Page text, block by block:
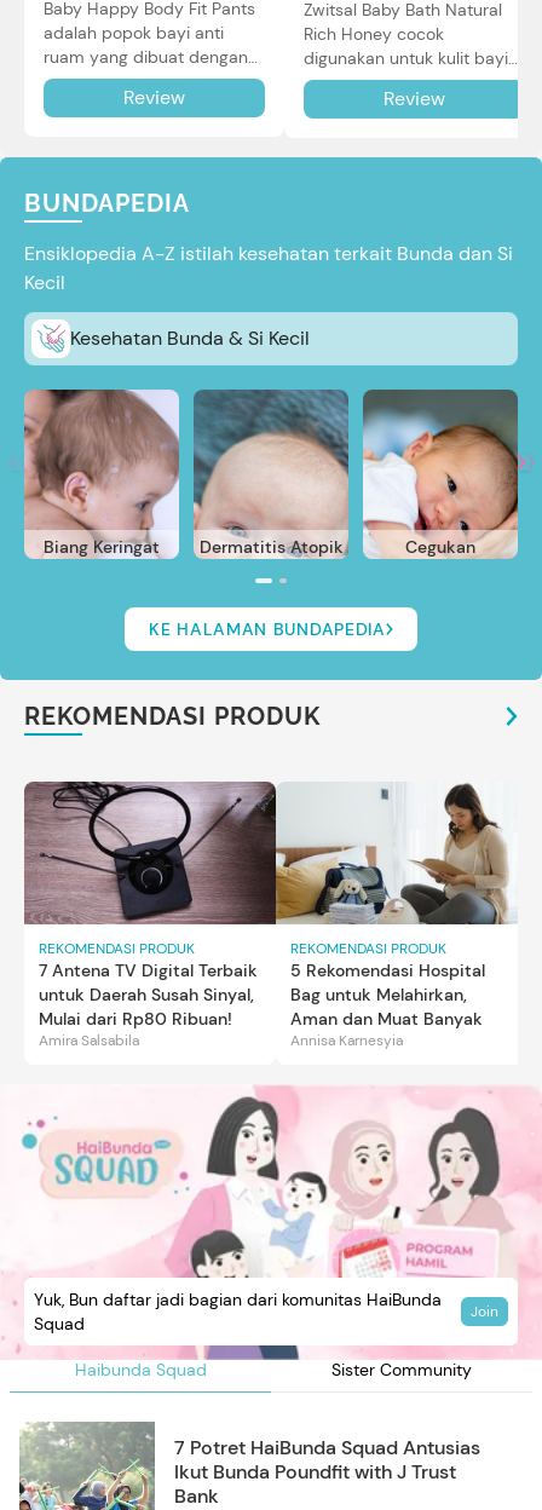
Baby Happy Body Fit Pants
adalah popok bayi anti
ruam yang dibuat dengan
teknologi Air Through
Technology.Review
Zwitsal Baby Bath Natural
Rich Honey cocok
digunakan untuk kulit bayi
baru lahir bahkan kulit
sensitif sekalipun. Simak
Review
BUNDAPEDIA
Ensiklopedia A-Z istilah kesehatan terkait Bunda dan Si
Kecil
Kesehatan Bunda & Si Kecil
Biang Keringat Dermatitis Atopik Cegukan
KE HALAMAN BUNDAPEDIA
REKOMENDASI PRODUK
REKOMENDASI PRODUK
7 Antena TV Digital Terbaik
untuk Daerah Susah Sinyal,
Mulai dari Rp80 Ribuan!
Amira Salsabila
REKOMENDASI PRODUK
5 Rekomendasi Hospital
Bag untuk Melahirkan,
Aman dan Muat Banyak
Annisa Karnesyia
Haibunda Squad Sister Community
Yuk, Bun daftar jadi bagian dari komunitas HaiBunda
Squad
Join
7 Potret HaiBunda Squad Antusias
Ikut Bunda Poundfit with J Trust
Bank